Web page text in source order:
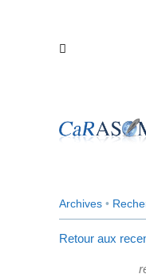
Archives •
Retour aux